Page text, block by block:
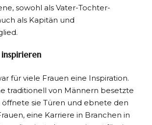
sowohl als Vater-Tochter-
als Kapitän und
für viele Frauen eine Inspiration.
traditionell von Männern besetzte
öffnete sie Türen und ebnete den
eine Karriere in Branchen in